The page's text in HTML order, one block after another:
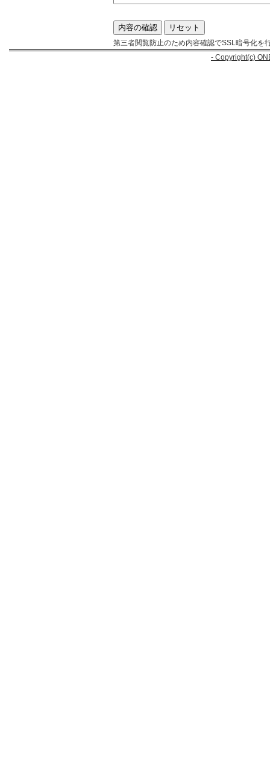
第三者閲覧防止のため内容確認でSSL暗号化を
- Copyright(c)